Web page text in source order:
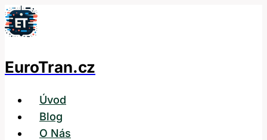
Přeskočit
na
EuroTran.cz
Úvod
Blog
O Nás